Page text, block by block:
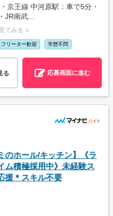
京王線 中河原駅：車で5分・
JR南武...
てみる ∨
フリーター歓迎 学歴不問
る 応募画面に進む
のホール/キッチン】《ラ
ム積極採用中》未経験ス
援＊スキル不要